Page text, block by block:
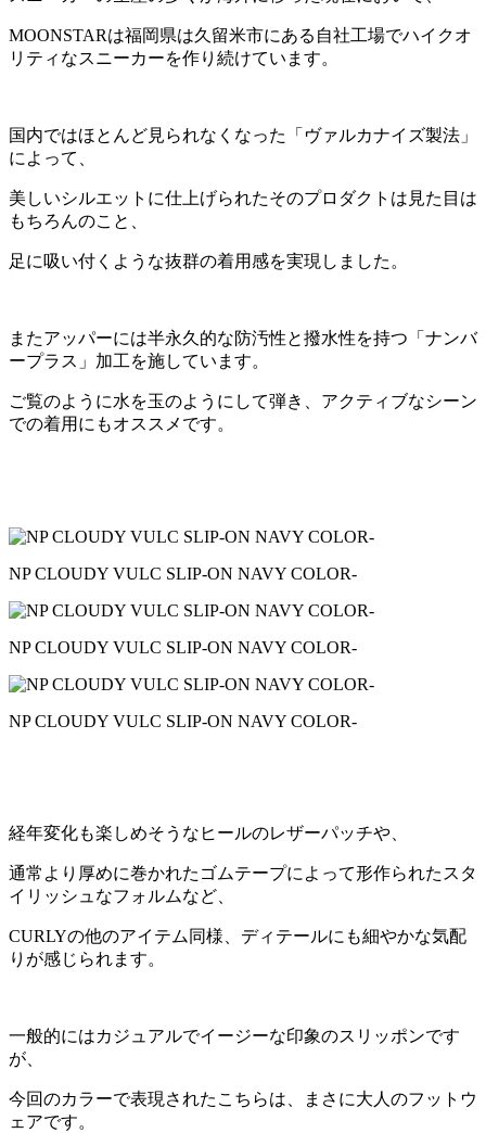
MOONSTARは福岡県は久留米市にある自社工場でハイクオ
リティなスニーカーを作り続けています。
国内ではほとんど見られなくなった「ヴァルカナイズ製法」
によって、
美しいシルエットに仕上げられたそのプロダクトは見た目は
もちろんのこと、
足に吸い付くような抜群の着用感を実現しました。
またアッパーには半永久的な防汚性と撥水性を持つ「ナンバ
ープラス」加工を施しています。
ご覧のように水を玉のようにして弾き、アクティブなシーン
での着用にもオススメです。
NP CLOUDY VULC SLIP-ON NAVY COLOR-
NP CLOUDY VULC SLIP-ON NAVY COLOR-
NP CLOUDY VULC SLIP-ON NAVY COLOR-
経年変化も楽しめそうなヒールのレザーパッチや、
通常より厚めに巻かれたゴムテープによって形作られたスタ
イリッシュなフォルムなど、
CURLYの他のアイテム同様、ディテールにも細やかな気配
りが感じられます。
一般的にはカジュアルでイージーな印象のスリッポンです
が、
今回のカラーで表現されたこちらは、まさに大人のフットウ
ェアです。